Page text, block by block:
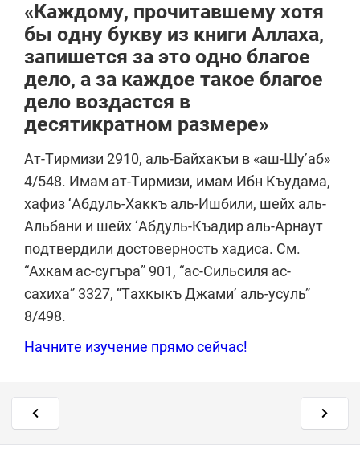
«Каждому, прочитавшему хотя
бы одну букву из книги Аллаха,
запишется за это одно благое
дело, а за каждое такое благое
дело воздастся в
десятикратном размере»
Ат-Тирмизи 2910, аль-Байхакъи в «аш-Шу’аб»
4/548. Имам ат-Тирмизи, имам Ибн Къудама,
хафиз ‘Абдуль-Хаккъ аль-Ишбили, шейх аль-
Альбани и шейх ‘Абдуль-Къадир аль-Арнаут
подтвердили достоверность хадиса. См.
“Ахкам ас-сугъра” 901, “ас-Сильсиля ас-
сахиха” 3327, “Тахкыкъ Джами’ аль-усуль”
8/498.
Начните изучение прямо сейчас!